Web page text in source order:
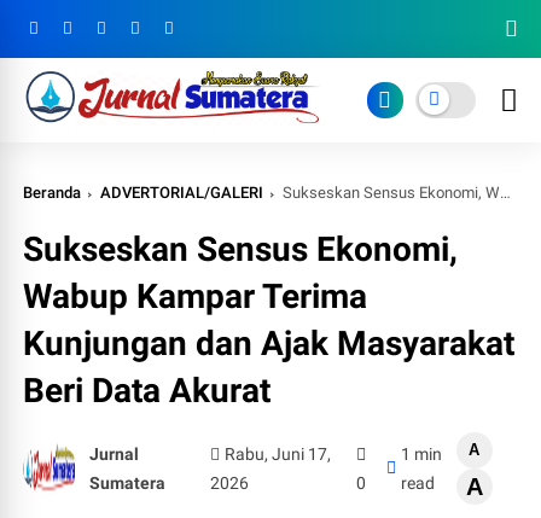
Beranda ADVERTORIAL/GALERI Sukseskan Sensus Ekonomi, Wabup Kampar Terima Kunjungan dan Ajak Masyarakat Beri Data Akurat
Sukseskan Sensus Ekonomi,
Wabup Kampar Terima
Kunjungan dan Ajak Masyarakat
Beri Data Akurat
Jurnal
Sumatera
Rabu, Juni 17,
2026
0
1 min
read
A
A